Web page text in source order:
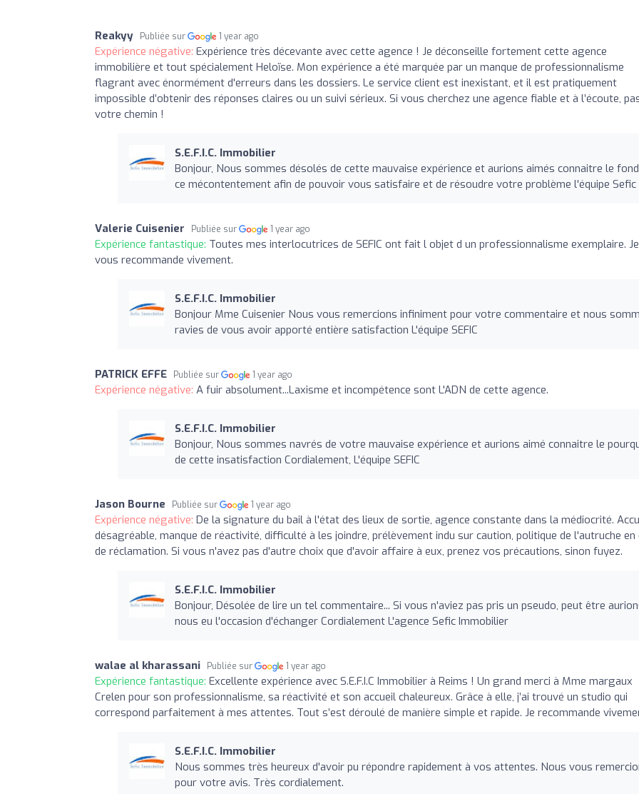
Reakyy Publiée sur 1 year ago
Expérience négative: Expérience très décevante avec cette agence ! Je déconseille fortement cette agence
immobilière et tout spécialement Heloïse. Mon expérience a été marquée par un manque de professionnalisme
flagrant avec énormément d'erreurs dans les dossiers. Le service client est inexistant, et il est pratiquement
impossible d’obtenir des réponses claires ou un suivi sérieux. Si vous cherchez une agence fiable et à l’écoute,
votre chemin !
S.E.F.I.C. Immobilier
Bonjour, Nous sommes désolés de cette mauvaise expérience et aurions aimés connaitre le
ce mécontentement afin de pouvoir vous satisfaire et de résoudre votre problème l'équipe Sefic
Valerie Cuisenier Publiée sur 1 year ago
Expérience fantastique: Toutes mes interlocutrices de SEFIC ont fait l objet d un professionnalisme exemplaire. Je
vous recommande vivement.
S.E.F.I.C. Immobilier
Bonjour Mme Cuisenier Nous vous remercions infiniment pour votre commentaire et nous
ravies de vous avoir apporté entière satisfaction L'équipe SEFIC
PATRICK EFFE Publiée sur 1 year ago
Expérience négative: A fuir absolument...Laxisme et incompétence sont L'ADN de cette agence.
S.E.F.I.C. Immobilier
Bonjour, Nous sommes navrés de votre mauvaise expérience et aurions aimé connaitre le
de cette insatisfaction Cordialement, L'équipe SEFIC
Jason Bourne Publiée sur 1 year ago
Expérience négative: De la signature du bail à l'état des lieux de sortie, agence constante dans la médiocrité.
désagréable, manque de réactivité, difficulté à les joindre, prélèvement indu sur caution, politique de l'autruche en
de réclamation. Si vous n'avez pas d'autre choix que d'avoir affaire à eux, prenez vos précautions, sinon fuyez.
S.E.F.I.C. Immobilier
Bonjour, Désolée de lire un tel commentaire... Si vous n'aviez pas pris un pseudo, peut être
nous eu l'occasion d'échanger Cordialement L'agence Sefic Immobilier
walae al kharassani Publiée sur 1 year ago
Expérience fantastique: Excellente expérience avec S.E.F.I.C Immobilier à Reims ! Un grand merci à Mme margaux
Crelen pour son professionnalisme, sa réactivité et son accueil chaleureux. Grâce à elle, j’ai trouvé un studio qui
correspond parfaitement à mes attentes. Tout s’est déroulé de manière simple et rapide. Je recommande
S.E.F.I.C. Immobilier
Nous sommes très heureux d'avoir pu répondre rapidement à vos attentes. Nous vous
pour votre avis. Très cordialement.